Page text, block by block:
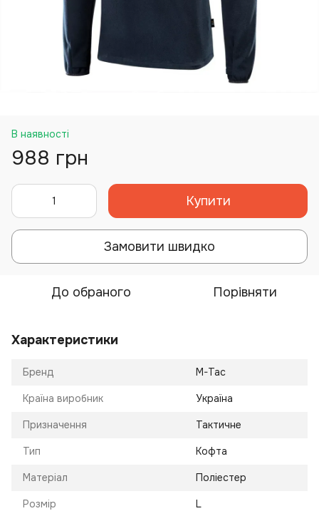
В наявності
988 грн
Купити
Замовити швидко
До обраного Порівняти
Характеристики
Бренд M-Tac
Країна виробник Україна
Призначення Тактичне
Тип Кофта
Матеріал Поліестер
Розмір L